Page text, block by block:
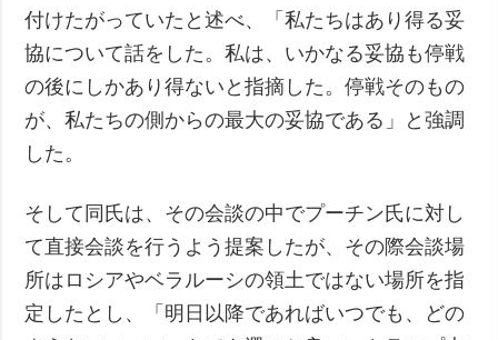
付けたがっていたと述べ、「私たちはあり得る妥
協について話をした。私は、いかなる妥協も停戦
の後にしかあり得ないと指摘した。停戦そのもの
が、私たちの側からの最大の妥協である」と強調
した。
そして同氏は、その会談の中でプーチン氏に対し
て直接会談を行うよう提案したが、その際会談場
所はロシアやベラルーシの領土ではない場所を指
定したとし、「明日以降であればいつでも、どの